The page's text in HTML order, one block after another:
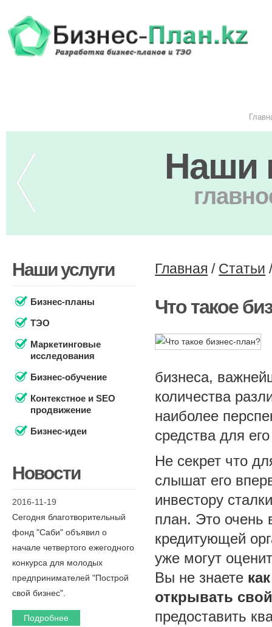
Наши
Наши услуги
Бизнес-планы
ТЭО
Маркетинговые
исследования
Бизнес-обучение
Контекстное и SEO
продвижение
Бизнес-идеи
Новости
2016-11-19
Сегодня благотворительный
фонд "Саби" объявил о
начале четвертого ежегодного
конкурса для молодых
предпринимателей "Построй
свой бизнес".
Подробнее
Главная / Статьи
Что такое
бизнеса,
количества
наиболее
средства для
Не секрет что
слышат его
инвестору
план. Это очень
кредитующей
уже могут
Вы не знаете
открывать
предоставить